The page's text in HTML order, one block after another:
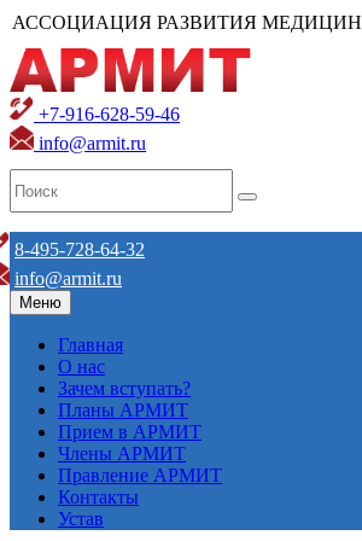
АССОЦИАЦИЯ РАЗВИТИЯ
+7-916-628-59-46
info@armit.ru
8-495-728-64-32
info@armit.ru
Меню
Главная
О нас
Зачем вступать?
Планы АРМИТ
Прием в АРМИТ
Члены АРМИТ
Правление АРМИТ
Контакты
Устав